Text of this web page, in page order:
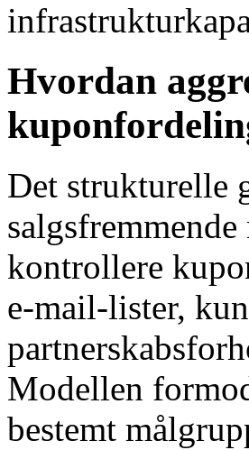
Hvordan
Det strukturelle
kontrollere
e-mail-lister,
Modellen
bestemt